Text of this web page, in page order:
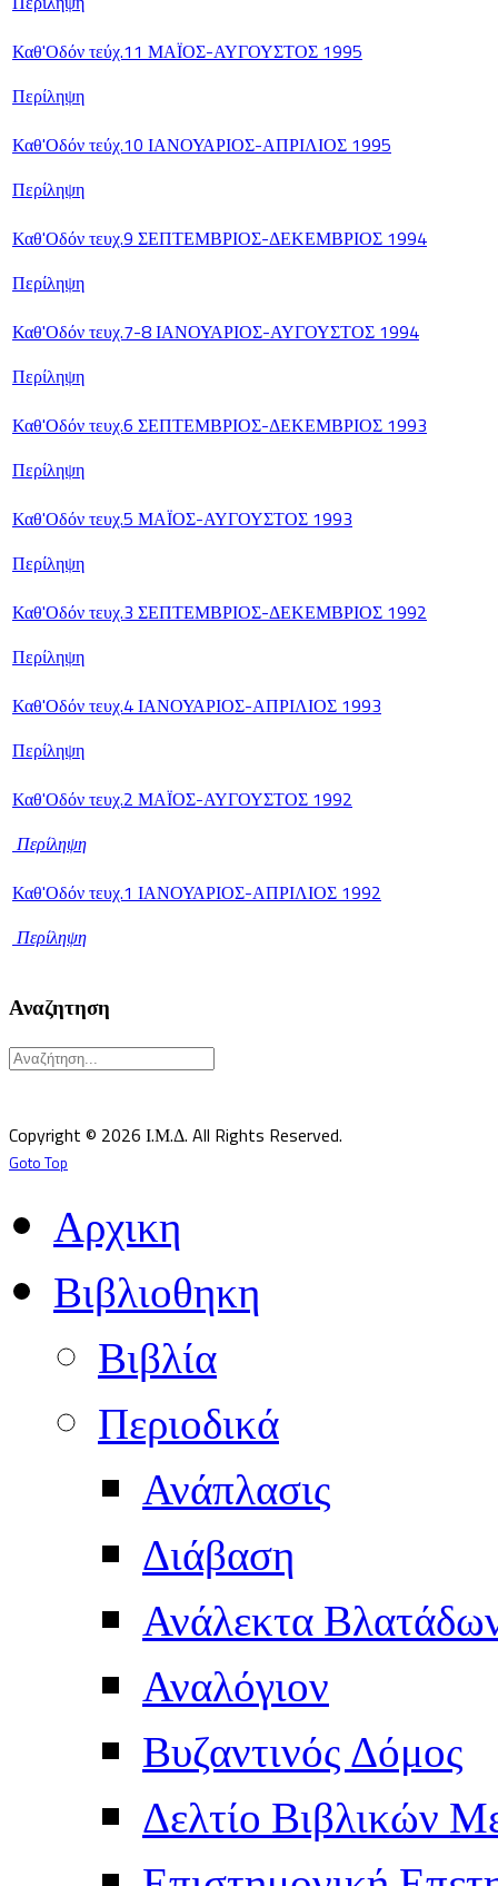
Καθ'Οδόν τεύχ.11 ΜΑΪΟΣ-ΑΥΓΟΥΣΤΟΣ 1995
Περίληψη
Καθ'Οδόν τεύχ.10 ΙΑΝΟΥΑΡΙΟΣ-ΑΠΡΙΛΙΟΣ 1995
Περίληψη
Καθ'Οδόν τευχ.9 ΣΕΠΤΕΜΒΡΙΟΣ-ΔΕΚΕΜΒΡΙΟΣ 1994
Περίληψη
Καθ'Οδόν τευχ.7-8 ΙΑΝΟΥΑΡΙΟΣ-ΑΥΓΟΥΣΤΟΣ 1994
Περίληψη
Καθ'Οδόν τευχ.6 ΣΕΠΤΕΜΒΡΙΟΣ-ΔΕΚΕΜΒΡΙΟΣ 1993
Περίληψη
Καθ'Οδόν τευχ.5 ΜΑΪΟΣ-ΑΥΓΟΥΣΤΟΣ 1993
Περίληψη
Καθ'Οδόν τευχ.3 ΣΕΠΤΕΜΒΡΙΟΣ-ΔΕΚΕΜΒΡΙΟΣ 1992
Περίληψη
Καθ'Οδόν τευχ.4 ΙΑΝΟΥΑΡΙΟΣ-ΑΠΡΙΛΙΟΣ 1993
Περίληψη
Καθ'Οδόν τευχ.2 ΜΑΪΟΣ-ΑΥΓΟΥΣΤΟΣ 1992
Περίληψη
Καθ'Οδόν τευχ.1 ΙΑΝΟΥΑΡΙΟΣ-ΑΠΡΙΛΙΟΣ 1992
Περίληψη
Αναζητηση
Copyright © 2026 Ι.Μ.Δ. All Rights Reserved.
Goto Top
Αρχικη
Βιβλιοθηκη
Βιβλία
Περιοδικά
Ανάπλασις
Διάβαση
Ανάλεκτα
Αναλόγιον
Βυζαντινός Δόμος
Δελτίο Βιβλικών